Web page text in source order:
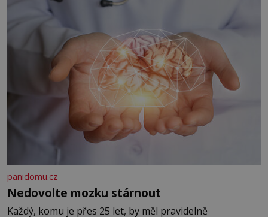
panidomu.cz
Nedovolte mozku stárnout
Každý, komu je přes 25 let, by měl pravidelně